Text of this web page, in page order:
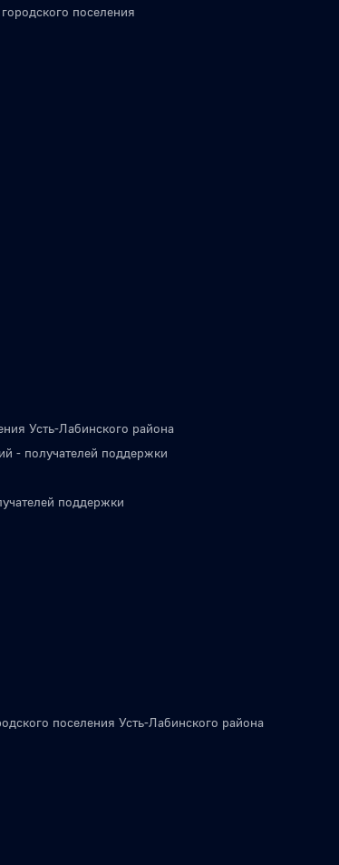
поселения
Усть-Лабинского района
- получателей поддержки
поддержки
поселения Усть-Лабинского района